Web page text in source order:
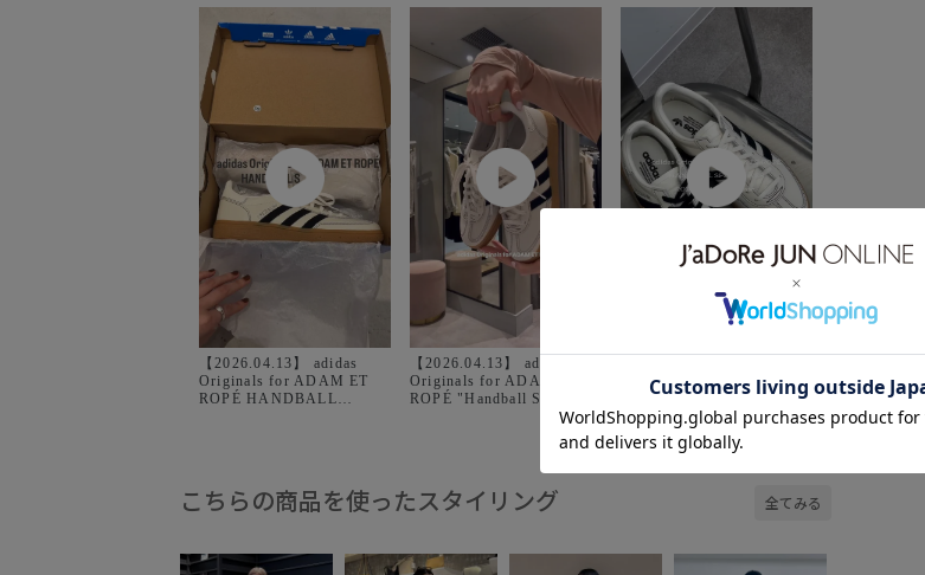
【2026.04.13】 adidas
Originals for ADAM ET
ROPÉ HANDBALL
【2026.04.13】 adidas
Originals for ADAM ET
ROPÉ "Handball Spezial"
ニーカー買い足すならこ
れ〜👟！ snapもアップし
ておりますので是非⭐︎
powered by
こちらの商品を使ったスタイリング 全てみる